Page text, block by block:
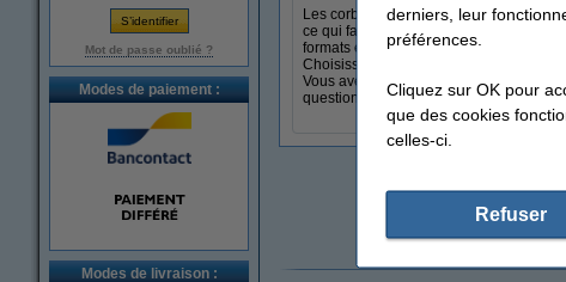
Mot de passe oublié ?
Modes de paiement :
Modes de livraison :
Les corbeilles à papier sont
ce qui facilite le vidage et la fixation des
formats et matériaux.
Choisissez la commodité et
Vous avez encore d’autres questions
questions les plus fréquemment
derniers, leur
préférences.
Cliquez sur OK pour
que des cookies
celles-ci.
Refuser